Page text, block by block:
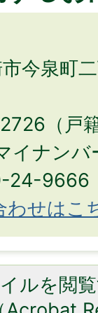
今泉町
（戸
イナンバ
24-9666
わせはこ
ルを閲